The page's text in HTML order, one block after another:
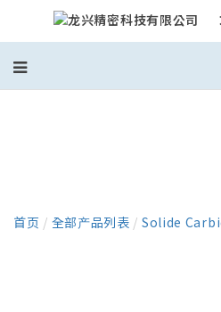
首页 / 全部产品列表 / Solide